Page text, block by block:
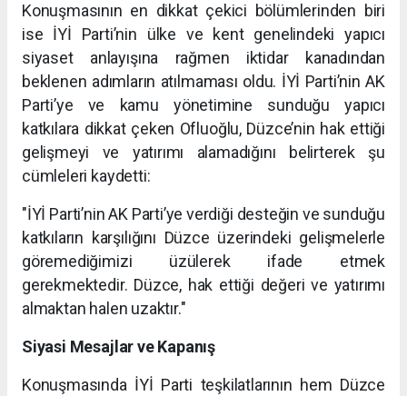
Konuşmasının en dikkat çekici bölümlerinden biri
ise İYİ Parti’nin ülke ve kent genelindeki yapıcı
siyaset anlayışına rağmen iktidar kanadından
beklenen adımların atılmaması oldu. İYİ Parti’nin AK
Parti’ye ve kamu yönetimine sunduğu yapıcı
katkılara dikkat çeken Ofluoğlu, Düzce’nin hak ettiği
gelişmeyi ve yatırımı alamadığını belirterek şu
cümleleri kaydetti:
"İYİ Parti’nin AK Parti’ye verdiği desteğin ve sunduğu
katkıların karşılığını Düzce üzerindeki gelişmelerle
göremediğimizi üzülerek ifade etmek
gerekmektedir. Düzce, hak ettiği değeri ve yatırımı
almaktan halen uzaktır."
Siyasi Mesajlar ve Kapanış
Konuşmasında İYİ Parti teşkilatlarının hem Düzce